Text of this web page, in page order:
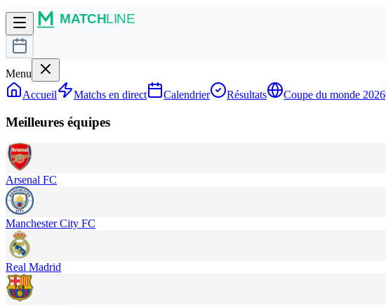
Menu
Accueil
Matchs en direct Calendrier Résultats Coupe du monde 2026
Meilleures équipes
Arsenal FC
Manchester City FC
Real Madrid